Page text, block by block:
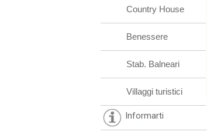
Country House
Benessere
Stab. Balneari
Villaggi turistici
Informarti